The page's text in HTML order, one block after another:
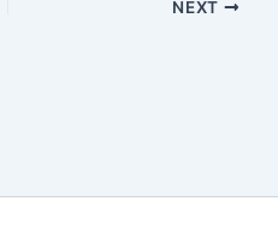
NEXT